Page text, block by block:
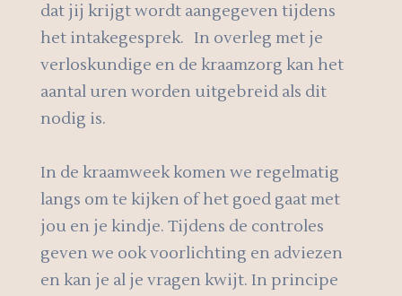
dat jij krijgt wordt aangegeven tijdens
het intakegesprek. In overleg met je
verloskundige en de kraamzorg kan het
aantal uren worden uitgebreid als dit
nodig is.
In de kraamweek komen we regelmatig
langs om te kijken of het goed gaat met
jou en je kindje. Tijdens de controles
geven we ook voorlichting en adviezen
en kan je al je vragen kwijt. In principe